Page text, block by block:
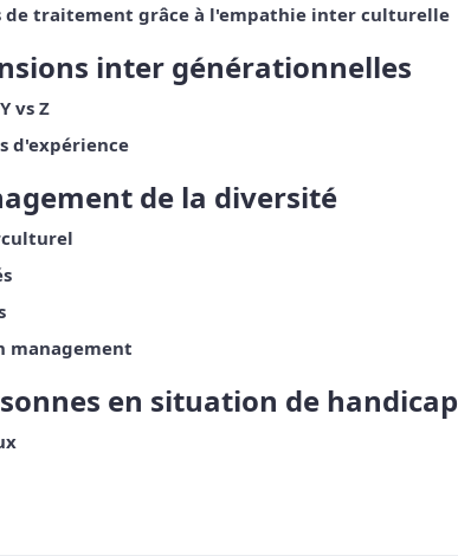
de traitement grâce à l'empathie inter culturelle
inter générationnelles
vs Z
d'expérience
de la diversité
management
en situation de handicap